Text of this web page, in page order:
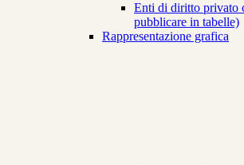
Enti di diritto privato
pubblicare in tabelle)
Rappresentazione grafica